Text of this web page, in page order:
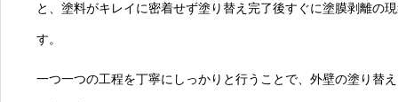
と、塗料がキレイに密着せず塗り替え完了後すぐに塗膜剥離の
す。
一つ一つの工程を丁寧にしっかりと行うことで、外壁の塗り替